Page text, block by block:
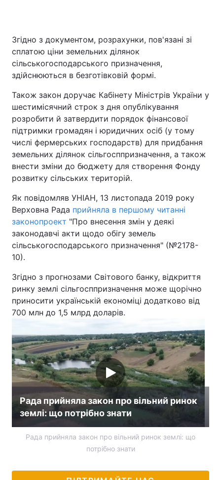
Згідно з документом, розрахунки, пов'язані зі
сплатою ціни земельних ділянок
сільськогосподарського призначення,
здійснюються в безготівковій формі.
Також закон доручає Кабінету Міністрів України у
шестимісячний строк з дня опублікування
розробити й затвердити порядок фінансової
підтримки громадян і юридичних осіб (у тому
числі фермерських господарств) для придбання
земельних ділянок сільгосппризначення, а також
внести зміни до бюджету для створення Фонду
розвитку сільських територій.
Як повідомляв УНІАН, 13 листопада 2019 року
Верховна Рада прийняла в першому читанні
законопроект "Про внесення змін у деякі
законодавчі акти щодо обігу земель
сільськогосподарського призначення" (№2178-
10).
Згідно з прогнозами Світового банку, відкриття
ринку землі сільгосппризначення може щорічно
приносити українській економіці додатково від
700 млн до 1,5 млрд доларів.
Рада прийняла закон про вільний ринок
землі: що потрібно знати
Рада прийняла закон про вільний ринок землі: що
потрібно знати